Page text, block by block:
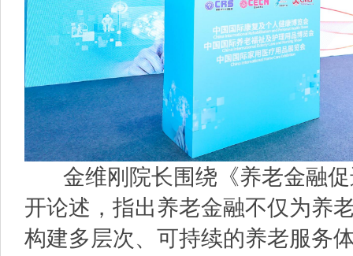
金维刚院长围绕《养老金融促
开论述，指出养老金融不仅为养
构建多层次、可持续的养老服务